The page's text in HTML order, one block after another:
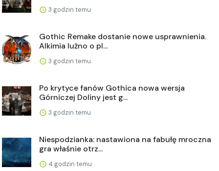
3 godzin temu
Gothic Remake dostanie nowe usprawnienia.
Alkimia luźno o pl...
3 godzin temu
Po krytyce fanów Gothica nowa wersja
Górniczej Doliny jest g...
3 godzin temu
Niespodzianka: nastawiona na fabułę mroczna
gra właśnie otrz...
4 godzin temu